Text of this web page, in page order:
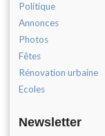
Politique
Annonces
Photos
Fêtes
Rénovation urbaine
Ecoles
Newsletter